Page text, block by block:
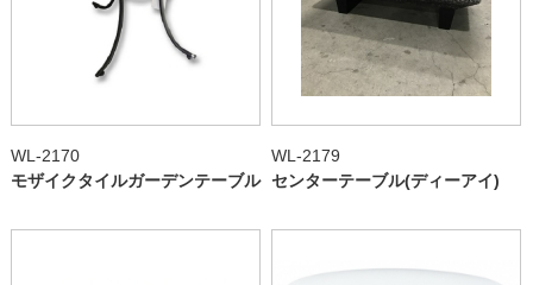
WL-2170
モザイクタイルガーデンテーブル
WL-2179
センターテーブル(ディーアイ)